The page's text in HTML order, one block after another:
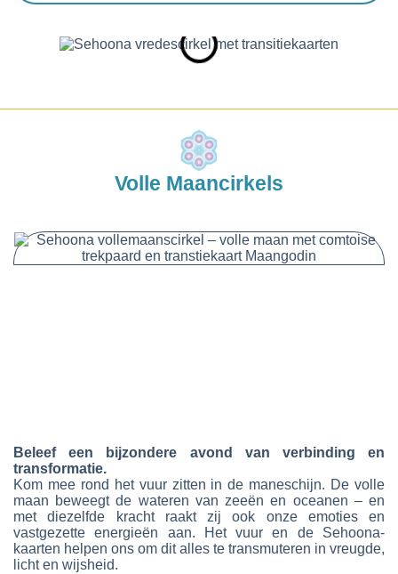
Volle Maancirkels
Beleef een bijzondere avond van verbinding en
transformatie.
Kom mee rond het vuur zitten in de maneschijn. De volle
maan beweegt de wateren van zeeën en oceanen – en
met diezelfde kracht raakt zij ook onze emoties en
vastgezette energieën aan. Het vuur en de Sehoona-
kaarten helpen ons om ditalles te transmuteren in vreugde,
licht en wijsheid.